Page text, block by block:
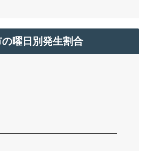
曜日別発生割合